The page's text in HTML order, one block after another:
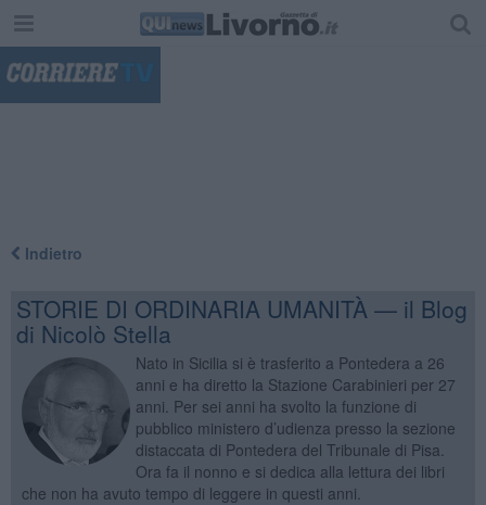
Indietro
STORIE DI ORDINARIA UMANITÀ — il Blog
di Nicolò Stella
Nato in Sicilia si è trasferito a Pontedera a 26
anni e ha diretto la Stazione Carabinieri per 27
anni. Per sei anni ha svolto la funzione di
pubblico ministero d’udienza presso la sezione
distaccata di Pontedera del Tribunale di Pisa.
Ora fa il nonno e si dedica alla lettura dei libri
che non ha avuto tempo di leggere in questi anni.